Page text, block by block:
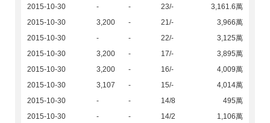
2015-10-30
- - 23/-
3,161.6萬
2015-10-30
3,200 - 21/-
3,966萬
2015-10-30
- - 22/-
3,125萬
2015-10-30
3,200 - 17/-
3,895萬
2015-10-30
3,200 - 16/-
4,009萬
2015-10-30
3,107 - 15/-
4,014萬
2015-10-30
- - 14/8
495萬
2015-10-30
- - 14/2
1,106萬